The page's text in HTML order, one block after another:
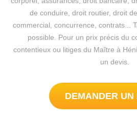
de conduire, droit routier, droit
commercial, concurrence, contrats...
possible. Pour un prix précis du
contentieux ou litiges du Maître à
un devis.
DEMANDER UN